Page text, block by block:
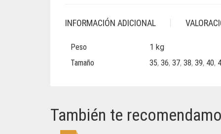
INFORMACIÓN ADICIONAL
Peso
1 kg
Tamaño
35, 36, 37, 38, 39, 40,
También te